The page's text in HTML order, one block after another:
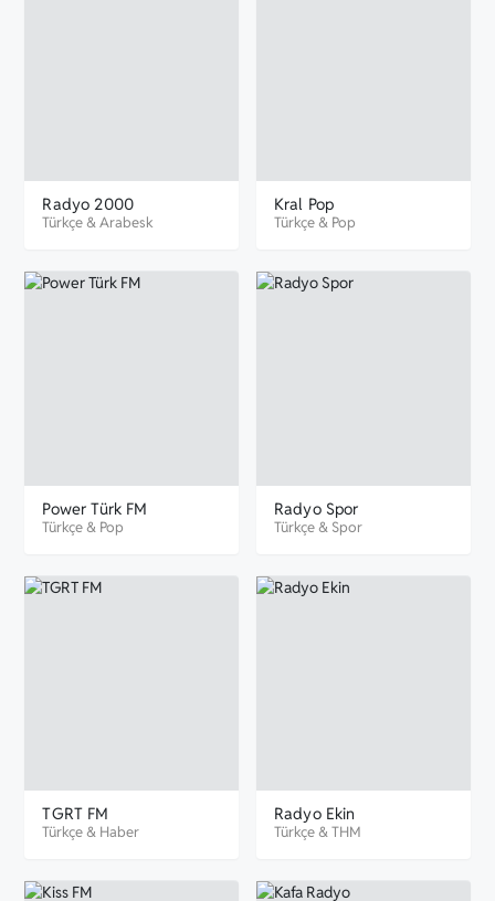
Radyo 2000
Türkçe&Arabesk
Kral Pop
Türkçe& Pop
Power Türk FM
Türkçe& Pop
Radyo Spor
Türkçe& Spor
TGRT FM
Türkçe& Haber
Radyo Ekin
Türkçe&THM